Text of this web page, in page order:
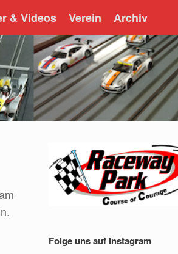
& Videos Verein Archiv
Folge uns auf Instagram